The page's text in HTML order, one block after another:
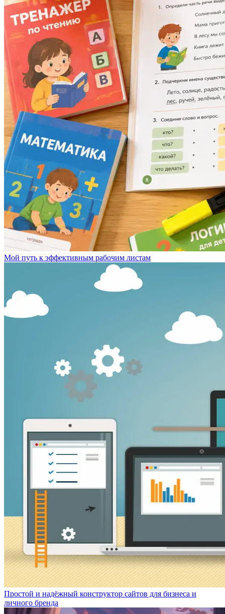
Мой путь к эффективным рабочим листам
Простой и надёжный конструктор сайтов для бизнеса и
личного бренда